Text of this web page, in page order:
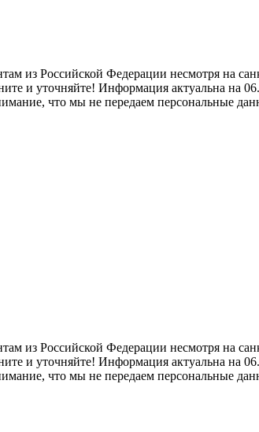
из Российской Федерации несмотря на
и уточняйте! Информация актуальна на
что мы не передаем персональные
из Российской Федерации несмотря на
и уточняйте! Информация актуальна на
что мы не передаем персональные